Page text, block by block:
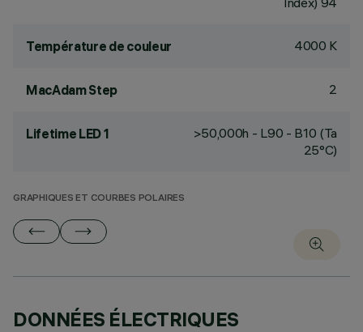
Température de couleur 4000 K
MacAdam Step 2
Lifetime LED 1
>50,000h - L90 - B10 (Ta
25°C)
GRAPHIQUES ET COURBES POLAIRES
DONNÉES ÉLECTRIQUES